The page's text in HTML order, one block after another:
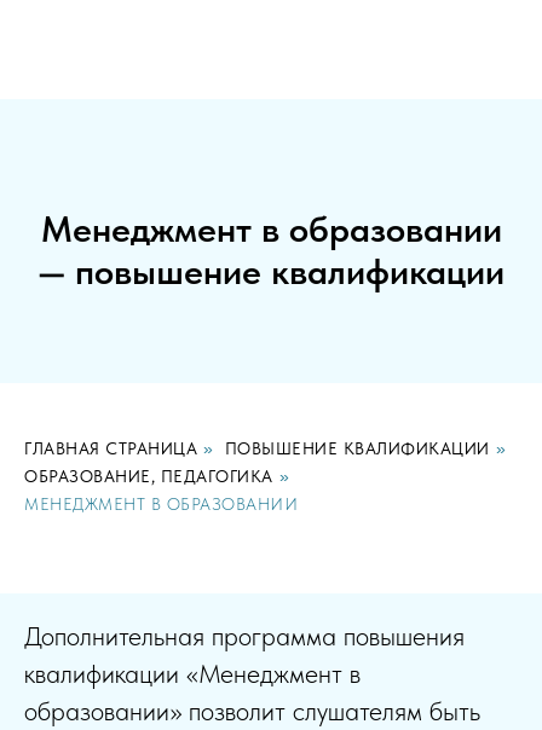
Менеджмент в образовании
— повышение квалификации
ГЛАВНАЯ СТРАНИЦА » ПОВЫШЕНИЕ КВАЛИФИКАЦИИ »
ОБРАЗОВАНИЕ, ПЕДАГОГИКА »
МЕНЕДЖМЕНТ В ОБРАЗОВАНИИ
Дополнительная программа повышения
квалификации «Менеджмент в
образовании» позволит слушателям быть